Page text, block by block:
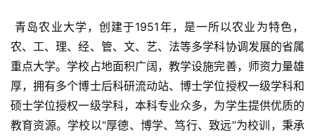
农、工、理、经、管、文、艺、法等多学科协调发展的省属
重点大学。学校占地面积广阔，教学设施完善，师资力量雄
厚，拥有多个博士后科研流动站、博士学位授权一级学科和
硕士学位授权一级学科，本科专业众多，为学生提供优质的
教育资源。学校以“厚德、博学、笃行、致远”为校训，秉承